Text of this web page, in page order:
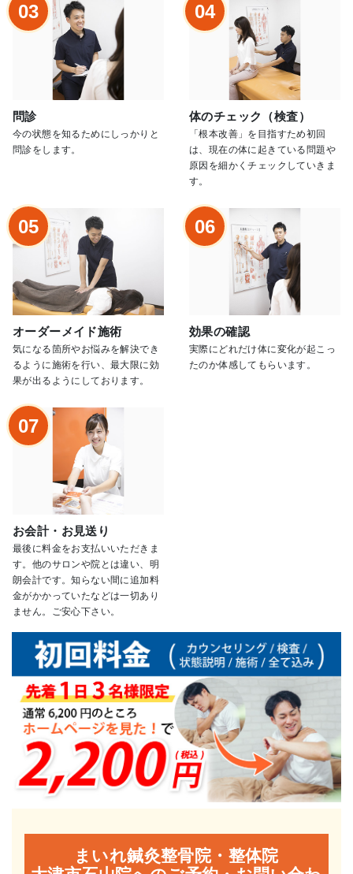
03
問診
今の状態を知るためにしっかりと
問診をします。
04
体のチェック（検査）
「根本改善」を目指すため初回
は、現在の体に起きている問題や
原因を細かくチェックしていきま
す。
05
オーダーメイド施術
気になる箇所やお悩みを解決でき
るように施術を行い、最大限に効
果が出るようにしております。
06
効果の確認
実際にどれだけ体に変化が起こっ
たのか体感してもらいます。
07
お会計・お見送り
最後に料金をお支払いいただきま
す。他のサロンや院とは違い、明
朗会計です。知らない間に追加料
金がかかっていたなどは一切あり
ません。ご安心下さい。
まいれ鍼灸整骨院・整体院